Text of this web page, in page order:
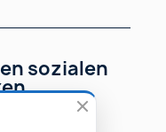
sozialen